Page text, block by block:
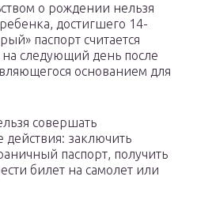
о рождении нельзя
достигшего 14-
паспорт считается
следующий день после
основанием для
совершать
заключить
паспорт, получить
билет на самолет или